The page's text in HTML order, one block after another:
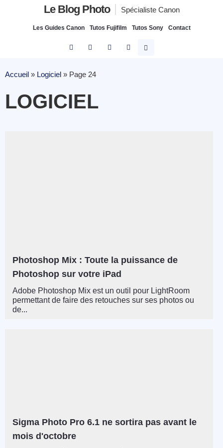
Le Blog Photo Spécialiste Canon
Les Guides Canon Tutos Fujifilm Tutos Sony Contact
Accueil » Logiciel » Page 24
LOGICIEL
Photoshop Mix : Toute la puissance de
Photoshop sur votre iPad
Adobe Photoshop Mix est un outil pour LightRoom
permettant de faire des retouches sur ses photos ou
de...
Sigma Photo Pro 6.1 ne sortira pas avant le
mois d'octobre